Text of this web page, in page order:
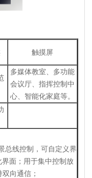
触摸屏
多媒体教室、多功能
会议厅、指挥控制中
心、智能化家庭等。
总线控制，可自定义界
面；用于集中控制放
向通信；